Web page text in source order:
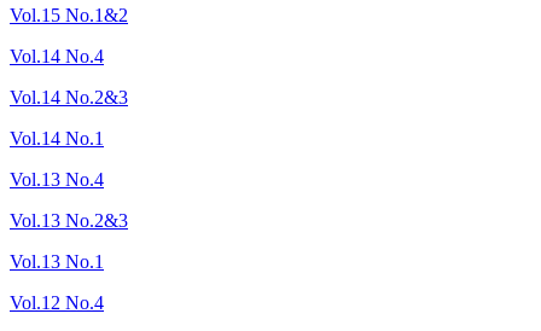
Vol.15 No.1&2
Vol.14 No.4
Vol.14 No.2&3
Vol.14 No.1
Vol.13 No.4
Vol.13 No.2&3
Vol.13 No.1
Vol.12 No.4